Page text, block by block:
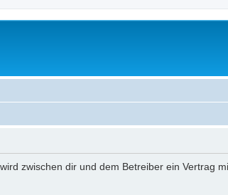
zwischen dir und dem Betreiber ein Vertrag